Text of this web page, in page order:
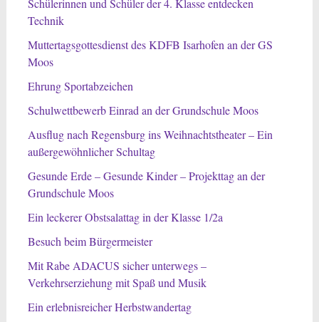
Schülerinnen und Schüler der 4. Klasse entdecken
Technik
Muttertagsgottesdienst des KDFB Isarhofen an der GS
Moos
Ehrung Sportabzeichen
Schulwettbewerb Einrad an der Grundschule Moos
Ausflug nach Regensburg ins Weihnachtstheater – Ein
außergewöhnlicher Schultag
Gesunde Erde – Gesunde Kinder – Projekttag an der
Grundschule Moos
Ein leckerer Obstsalattag in der Klasse 1/2a
Besuch beim Bürgermeister
Mit Rabe ADACUS sicher unterwegs –
Verkehrserziehung mit Spaß und Musik
Ein erlebnisreicher Herbstwandertag